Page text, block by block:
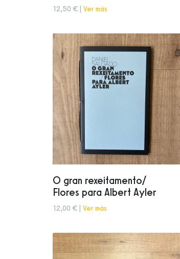
12,50 € | Ver más
O gran rexeitamento/
Flores para Albert Ayler
12,00 € | Ver más